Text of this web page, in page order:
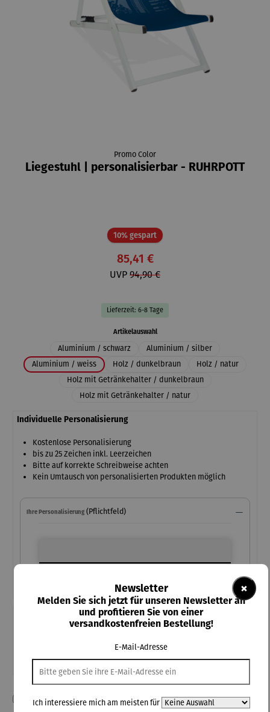
Promo Color
Liegestuhl | personalisierbar - RUHRPOTT
10% gespartRabatt
85,41 €
UVP 94,90 €
Lieferzeit: 6-8 Tage
Artikelauswahlauswählen
Aluminium / schwarz
Aluminium / silber
Aluminium / weiss
Holz / dunkelbraun
Holz / natur
Holz mit Getränkehalter / dunkelbraun
Holz mit Getränkehalter / natur
Individuelle Personalisierung
Kostenlose Personalisierung
bis zu 25 Zeichen inkl. Leerzeichen
Bitte auf korrekte Schreibweise achten
Kein Umtausch von personalisierten Produkten möglich
Ihre Personalisierung (Pflichtfeld)
Teile diese Konfiguration
Ich habe die Konfiguration überprüft und bestätige die Richtigkeit
×
Newsletter
Melden Sie sich jetzt für unseren Newsletter an
und profitieren Sie von einer
versandkostenfreien Bestellung!
E-Mail-Adresse
Ich interessiere mich am meisten für